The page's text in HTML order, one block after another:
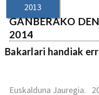
GANBERAKO
2014
Bakarlari handiak
2013
Euskalduna Jauregia.